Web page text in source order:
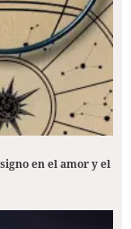
en el amor y el